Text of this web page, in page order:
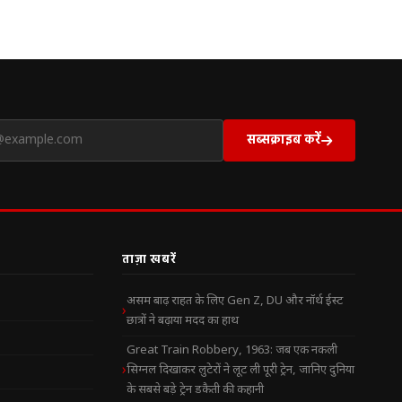
सब्सक्राइब करें
ताज़ा खबरें
असम बाढ़ राहत के लिए Gen Z, DU और नॉर्थ ईस्ट
छात्रों ने बढ़ाया मदद का हाथ
Great Train Robbery, 1963: जब एक नकली
सिग्नल दिखाकर लुटेरों ने लूट ली पूरी ट्रेन, जानिए दुनिया
के सबसे बड़े ट्रेन डकैती की कहानी